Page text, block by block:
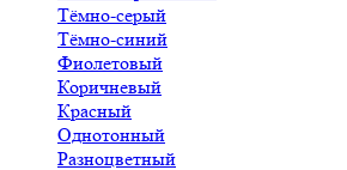
Тёмно-серый
Тёмно-синий
Фиолетовый
Коричневый
Красный
Однотонный
Разноцветный